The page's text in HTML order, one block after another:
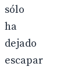
sólo
ha
dejado
escapar